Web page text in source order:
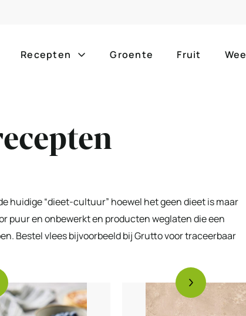
Recepten
ontbijt
borrelhapjes desserts
voorgerechten drankjes
Groente Fruit
huidige “dieet-cultuur” hoewel het geen dieet is maar
puur en onbewerkt en producten weglaten die een
Bestel vlees bijvoorbeeld bij Grutto voor traceerbaar